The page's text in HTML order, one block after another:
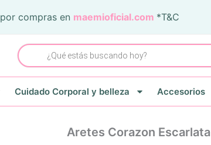
por compras en maemioficial.com *T&C
Búsqueda
de
productos
Cuidado Corporal y belleza Accesorios
Aretes Corazon Escarlata